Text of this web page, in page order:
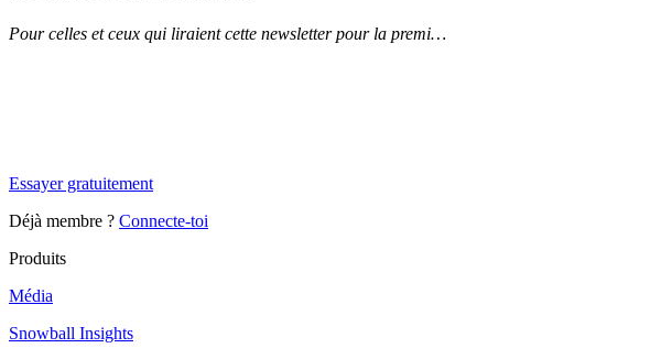
Pour celles et ceux qui liraient cette newsletter pour la premi…
Essayer gratuitement
Déjà membre ? Connecte-toi
Produits
Média
Snowball Insights